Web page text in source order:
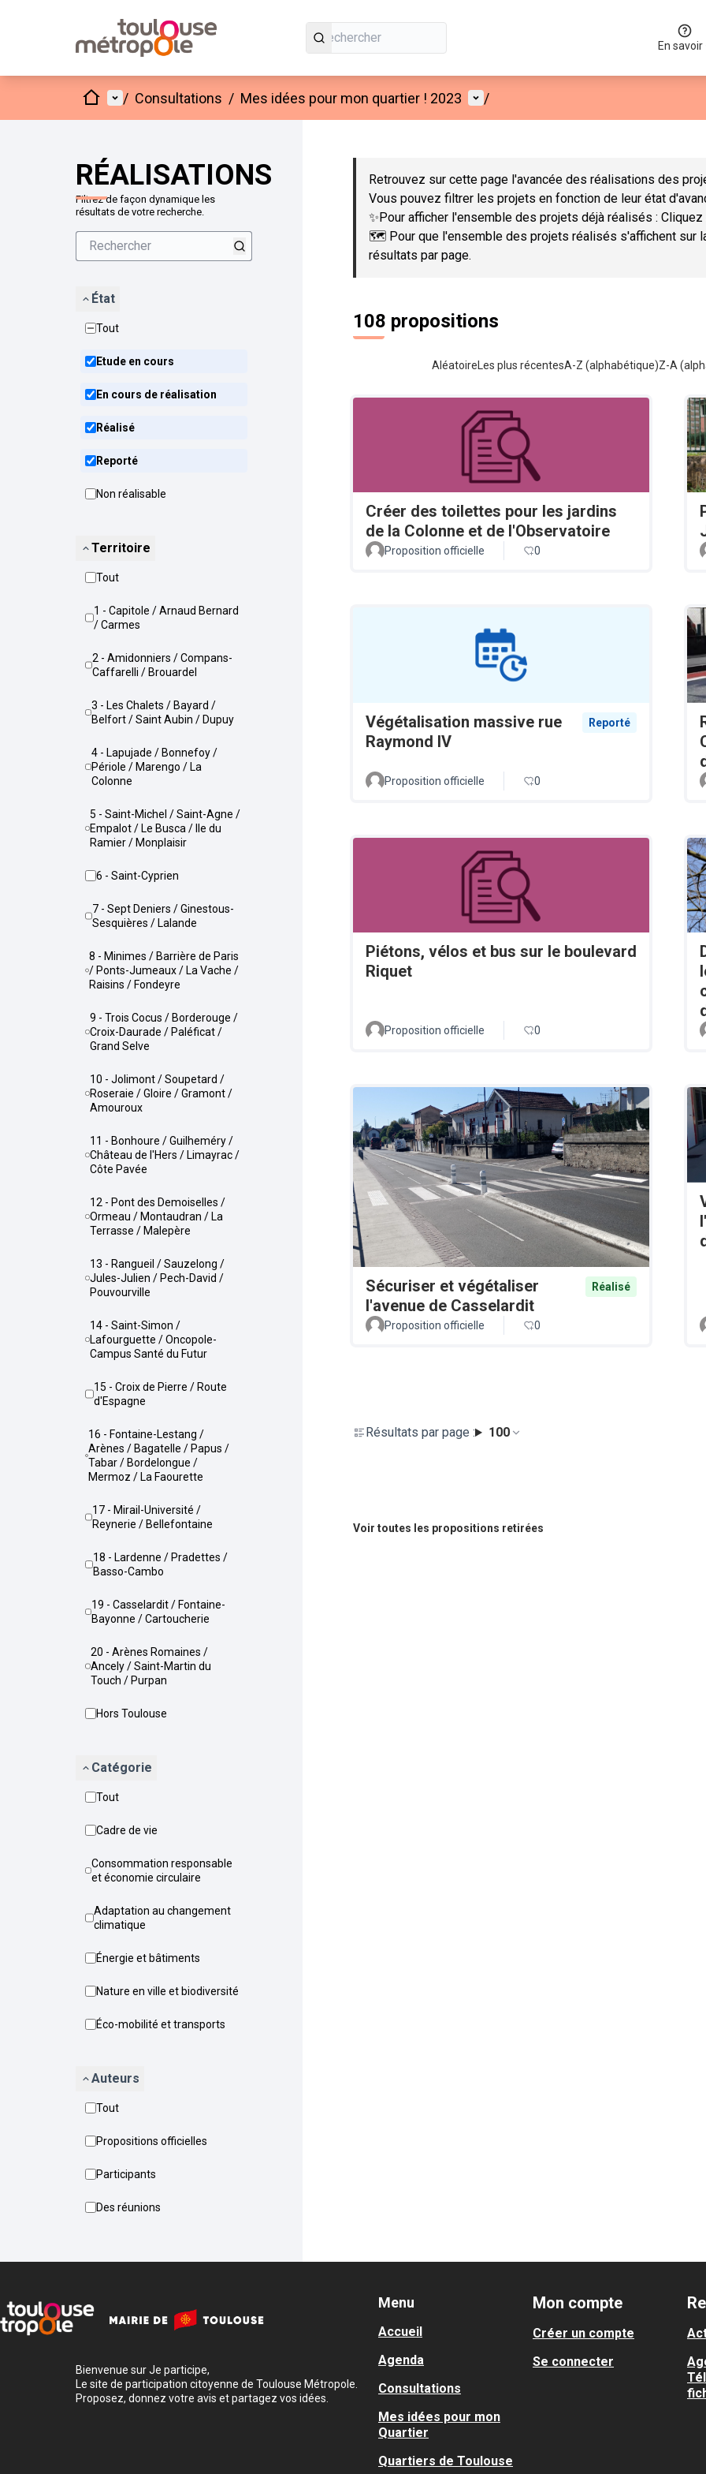
En savoir
AccueilMenu principal
/ Consultations / Mes idées pour mon quartier ! 2023 Menu utilisateur
/
RÉALISATIONS
Filtrez de façon dynamique les
résultats de votre recherche.
État
Tout
Etude en cours
En cours de réalisation
Réalisé
Reporté
Non réalisable
Territoire
Tout
1 - Capitole / Arnaud Bernard
/ Carmes
2 - Amidonniers / Compans-
Caffarelli / Brouardel
3 - Les Chalets / Bayard /
Belfort / Saint Aubin / Dupuy
4 - Lapujade / Bonnefoy /
Périole / Marengo / La
Colonne
5 - Saint-Michel / Saint-Agne /
Empalot / Le Busca / Ile du
Ramier / Monplaisir
6 - Saint-Cyprien
7 - Sept Deniers / Ginestous-
Sesquières / Lalande
8 - Minimes / Barrière de Paris
/ Ponts-Jumeaux / La Vache /
Raisins / Fondeyre
9 - Trois Cocus / Borderouge /
Croix-Daurade / Paléficat /
Grand Selve
10 - Jolimont / Soupetard /
Roseraie / Gloire / Gramont /
Amouroux
11 - Bonhoure / Guilheméry /
Château de l'Hers / Limayrac /
Côte Pavée
12 - Pont des Demoiselles /
Ormeau / Montaudran / La
Terrasse / Malepère
13 - Rangueil / Sauzelong /
Jules-Julien / Pech-David /
Pouvourville
14 - Saint-Simon /
Lafourguette / Oncopole-
Campus Santé du Futur
15 - Croix de Pierre / Route
d'Espagne
16 - Fontaine-Lestang /
Arènes / Bagatelle / Papus /
Tabar / Bordelongue /
Mermoz / La Faourette
17 - Mirail-Université /
Reynerie / Bellefontaine
18 - Lardenne / Pradettes /
Basso-Cambo
19 - Casselardit / Fontaine-
Bayonne / Cartoucherie
20 - Arènes Romaines /
Ancely / Saint-Martin du
Touch / Purpan
Hors Toulouse
Catégorie
Tout
Cadre de vie
Consommation responsable
et économie circulaire
Adaptation au changement
climatique
Énergie et bâtiments
Nature en ville et biodiversité
Éco-mobilité et transports
Auteurs
Tout
Propositions officielles
Participants
Des réunions
Passer la carte
Retrouvez sur cette page l'avancée des réalisations des
Vous pouvez filtrer les projets en fonction de leur état
✨Pour afficher l'ensemble des projets déjà réalisés :
🗺️ Pour que l'ensemble des projets réalisés s'affichent sur
résultats par page.
108 propositions
Aléatoire Les plus récentesA-Z (alphabétique)Z-A
Créer des toilettes pour les jardins
de la Colonne et de l'Observatoire
Proposition officielle 0
Végétalisation massive rue
Raymond IV
Reporté
Proposition officielle 0
Piétons, vélos et bus sur le boulevard
Riquet
Proposition officielle 0
Sécuriser et végétaliser
l'avenue de Casselardit
Réalisé
Proposition officielle 0
Résultats par page : 100
Voir toutes les propositions retirées
Bienvenue sur Je participe,
Le site de participation citoyenne de Toulouse Métropole.
Proposez, donnez votre avis et partagez vos idées.
Menu
Accueil
Agenda
Consultations
Mes idées pour mon
Quartier
Quartiers de Toulouse
Mon compte
Créer un compte
Se connecter